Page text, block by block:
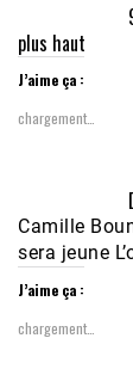
plus haut
J’aime ça :
chargement…
Camille
sera jeune
J’aime ça :
chargement…